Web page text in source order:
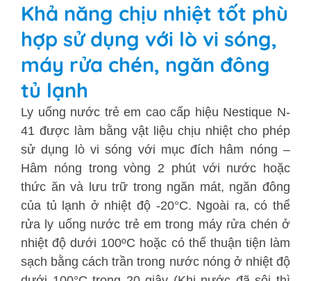
Khả năng chịu nhiệt tốt phù
hợp sử dụng với lò vi sóng,
máy rửa chén, ngăn đông
tủ lạnh
Ly uống nước trẻ em cao cấp hiệu Nestique N-
41 được làm bằng vật liệu chịu nhiệt cho phép
sử dụng lò vi sóng với mục đích hâm nóng –
Hâm nóng trong vòng 2 phút với nước hoặc
thức ăn và lưu trữ trong ngăn mát, ngăn đông
của tủ lạnh ở nhiệt độ -20°C. Ngoài ra, có thể
rửa ly uống nước trẻ em trong máy rửa chén ở
nhiệt độ dưới 100ºC hoặc có thể thuận tiện làm
sạch bằng cách trần trong nước nóng ở nhiệt độ